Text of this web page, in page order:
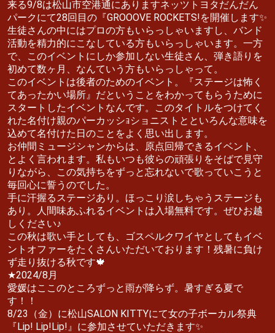
来る9/8は松山市空港通にありますネッツトヨタだんだん
パークにて28回目の『GROOOVE ROCKETS!を開催します✨
生徒さんの中にはプロの方もいらっしゃいますし、バンド
活動を精力的にこなしている方もいらっしゃいます。一方
で、このイベントにしか参加しない生徒さん、弾き語りを
初めて数ヶ月、なんていう方もいらっしゃって。
このイベントは後者のためのイベント。『ステージは怖く
てあったかい場所』だということをわかってもらうために
スタートしたイベントなんです。このタイトルをつけてく
れた名付け親のパーカッシｮショニストとといろんな意味を
込めて名付けた日のことをよく思い出します。
お仲間ミュージシャンからは、原点回帰できるイベント、
とよく言われます。私もいつも彼らの頑張りをそばで見守
りながら、この気持ちをずっと忘れないで歌っていこうと
毎回心に誓うのでした。
手に汗握るステージあり。ほっこり涙しちゃうステージも
あり。人間味あふれるイベントは入場無料です。ぜひお越
しください♪
この秋は歌い手としても、ゴスペルクワイヤとしてもイベ
ントオファーをたくさんいただいております！残暑に負け
ず走り抜ける秋です🍁
★2024/8月
愛媛はここのところずっと雨が降らず。暑すぎる夏で
す！！
8/23（金）に松山SALON KITTYにて女の子ボーカル祭典
『Lip! Lip!Lip!』に参加させていただきます✨